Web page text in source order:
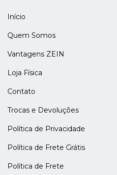
Início
Quem Somos
Vantagens ZEIN
Loja Física
Contato
Trocas e Devoluções
Política de Privacidade
Política de Frete Grátis
Política de Frete